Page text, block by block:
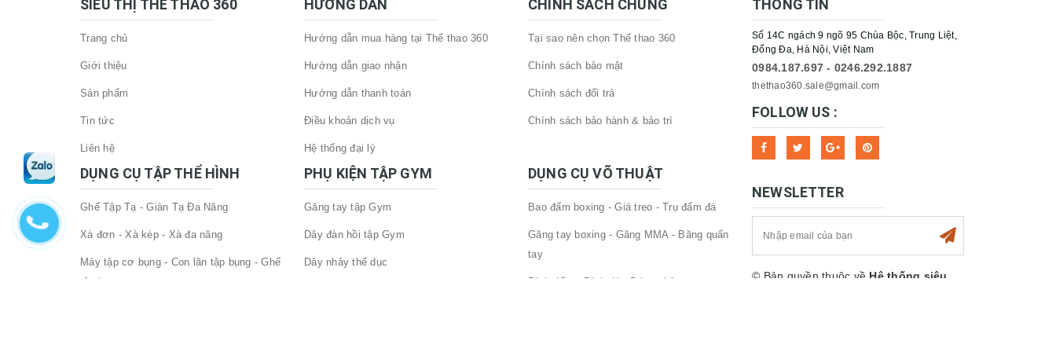
Khi nào nên dùng đai lưng khi tập thể hình :
Đai lưng tập gym hỗ trợ thường được dùng khi tập nặng với các bài phức hợp nhưDeadlift, Squat
ngồi đẩy tạ qua đầu, thậm chí là các bài đứng nhún vai, xách tạ 2 bên… Bất kỳ khi nào bạn cảm thấy không yên
tâm với mức tạ mà bạn đang luyện tập hoặc dự định tăng. Trong trường hợp nâng mức tạ, bạn có thể bắt đầu
Nếu đeo đai lưng tập gym chặt quá, bạn sẽ khó thực hiện bài tập nhưng nếu đeo lỏng quá thì sẽ mất tác dụng
SIÊU THỊ THỂ THAO 360
Trang chủ
Giới thiệu
Sản phẩm
Tin tức
Liên hệ
DỤNG CỤ TẬP THỂ HÌNH
Ghế Tập Tạ - Giàn Tạ Đa Năng
Xà đơn - Xà kép - Xà đa năng
Máy tập cơ bụng - Con lăn tập bụng - Ghế
tập bụng
HƯỚNG DẪN
Hướng dẫn mua hàng tại Thể thao 360
Hướng dẫn giao nhận
Hướng dẫn thanh toán
Điều khoản dịch vụ
Hệ thống đại lý
PHỤ KIỆN TẬP GYM
Găng tay tập Gym
Dây đàn hồi tập Gym
Dây nhảy thể dục
CHÍNH SÁCH CHUNG
Tại sao nên chọn Thể thao 360
Chính sách bảo mật
Chính sách đổi trả
Chính sách bảo hành & bảo trì
DỤNG CỤ VÕ THUẬT
Bao đấm boxing - Giá treo - Trụ đấm đá
Găng tay boxing - Găng MMA - Băng quấn
tay
Đích đấm - Đích đá - Bóng phản xạ
THÔNG TIN
Số 14C ngách 9 ngõ 95 Chùa Bộc, Trung Liệt,
Đống Đa, Hà Nội, Việt Nam
0984.187.697 - 0246.292.1887
thethao360.sale@gmail.com
FOLLOW US :
NEWSLETTER
© Bản quyền thuộc về Hệ thống siêu